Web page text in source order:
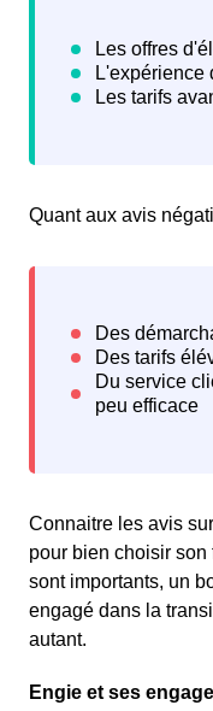
Quant aux avis
Connaitre les avis
pour bien choisir
sont importants, un
engagé dans la
autant.
Engie et ses